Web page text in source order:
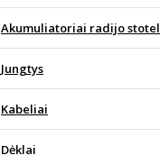
Akumuliatoriai radijo
Jungtys
Kabeliai
Dėklai